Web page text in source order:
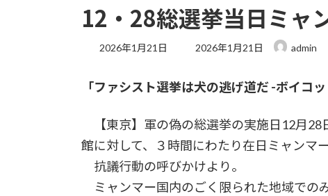
12・28総選挙当日ミャ
2026年1月21日
最
新
:
2026年1月21日 admin
「ファシスト選挙は犬の逃げ道だ -ボイコッ
【東京】軍の偽の総選挙の実施日12月28
館に対して、３時間にわたり在日ミャンマ
抗議行動の呼びかけより。
ミャンマー国内のごく限られた地域での